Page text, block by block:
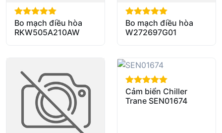
out of 5
Bo mạch điều hòa
RKW505A210AW
out of 5
Bo mạch điều hòa
W272697G01
out of 5
Cảm biển Chiller
Trane SEN01674